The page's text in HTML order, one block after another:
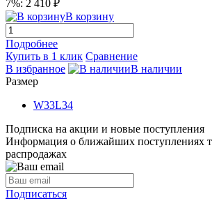
7%: 2 410 ₽
В корзину
Подробнее
Купить в 1 клик Сравнение
В избранное
В наличии
Размер
W33L34
Подписка на акции и новые поступления
Информация о ближайших поступлениях
распродажах
Подписаться